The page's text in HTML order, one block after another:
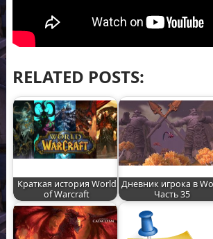
RELATED POSTS:
Краткая история World
of Warcraft
Дневник игрока в
Часть 35